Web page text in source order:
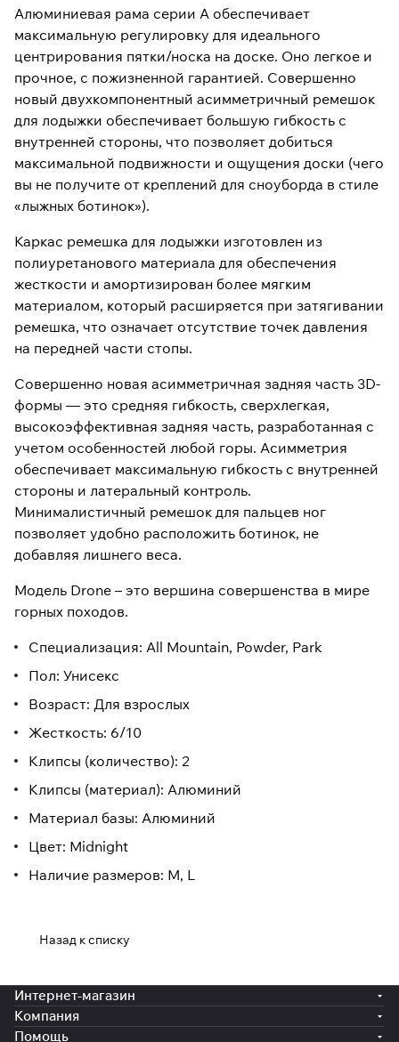
Алюминиевая рама серии A обеспечивает
максимальную регулировку для идеального
центрирования пятки/носка на доске. Оно легкое и
прочное, с пожизненной гарантией. Совершенно
новый двухкомпонентный асимметричный ремешок
для лодыжки обеспечивает большую гибкость с
внутренней стороны, что позволяет добиться
максимальной подвижности и ощущения доски (чего
вы не получите от креплений для сноуборда в стиле
«лыжных ботинок»).
Каркас ремешка для лодыжки изготовлен из
полиуретанового материала для обеспечения
жесткости и амортизирован более мягким
материалом, который расширяется при затягивании
ремешка, что означает отсутствие точек давления
на передней части стопы.
Совершенно новая асимметричная задняя часть 3D-
формы — это средняя гибкость, сверхлегкая,
высокоэффективная задняя часть, разработанная с
учетом особенностей любой горы. Асимметрия
обеспечивает максимальную гибкость с внутренней
стороны и латеральный контроль.
Минималистичный ремешок для пальцев ног
позволяет удобно расположить ботинок, не
добавляя лишнего веса.
Модель Drone – это вершина совершенства в мире
горных походов.
Специализация: All Mountain, Powder, Park
Пол: Унисекс
Возраст: Для взрослых
Жесткость: 6/10
Клипсы (количество): 2
Клипсы (материал): Алюминий
Материал базы: Алюминий
Цвет: Midnight
Наличие размеров: M, L
Назад к списку
Интернет-магазин
Компания
Помощь